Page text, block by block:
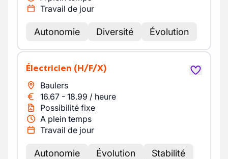
Travail de jour
Autonomie Diversité Évolution
Électricien (H/F/X)
Baulers
16.67 - 18.99 / heure
Possibilité fixe
A plein temps
Travail de jour
Autonomie Évolution Stabilité